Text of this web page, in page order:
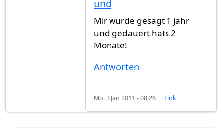
und
Mir wurde gesagt 1 jahr
und gedauert hats 2
Monate!
Antworten
Mo. 3 Jan 2011 - 08:26 Link